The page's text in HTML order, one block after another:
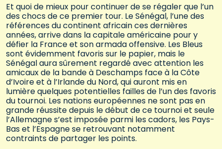
Et quoi de mieux pour continuer de se régaler que l’un
des chocs de ce premier tour. Le Sénégal, l’une des
références du continent africain ces dernières
années, arrive dans la capitale américaine pour y
défier la France et son armada offensive. Les Bleus
sont évidemment favoris sur le papier, mais le
Sénégal aura sûrement regardé avec attention les
amicaux de la bande à Deschamps face à la Côte
d’Ivoire et à l’Irlande du Nord, qui auront mis en
lumière quelques potentielles failles de l’un des favoris
du tournoi. Les nations européennes ne sont pas en
grande réussite depuis le début de ce tournoi et seule
l’Allemagne s’est imposée parmi les cadors, les Pays-
Bas et l’Espagne se retrouvant notamment
contraints de partager les points.